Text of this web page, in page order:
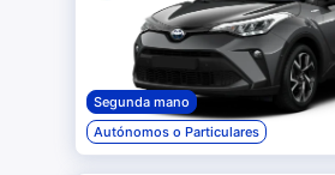
Segunda mano
Autónomos o Particulares